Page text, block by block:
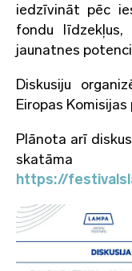
iedzīvināt pēc
fondu
jaunatnes
Diskusiju
Eiropas
Plānota arī
https://